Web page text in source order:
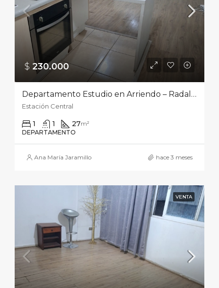
$ 230.000‎
Departamento Estudio en Arriendo – Radal del Obispo Francisco Anabalón Duarte 018, Estación Central
Estación Central
1 1 27m²
DEPARTAMENTO
Ana María Jaramillo hace 3 meses
VENTA